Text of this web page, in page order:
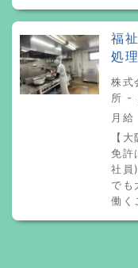
福
処理
株式
所 -
月
【
免許
社員
でも
働く